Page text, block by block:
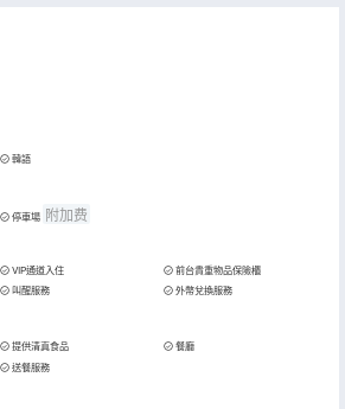
韓語
停車場 附加费
VIP通道入住
前台貴重物品保險櫃
叫醒服務 外幣兌換服務
提供清真食品
餐廳
送餐服務